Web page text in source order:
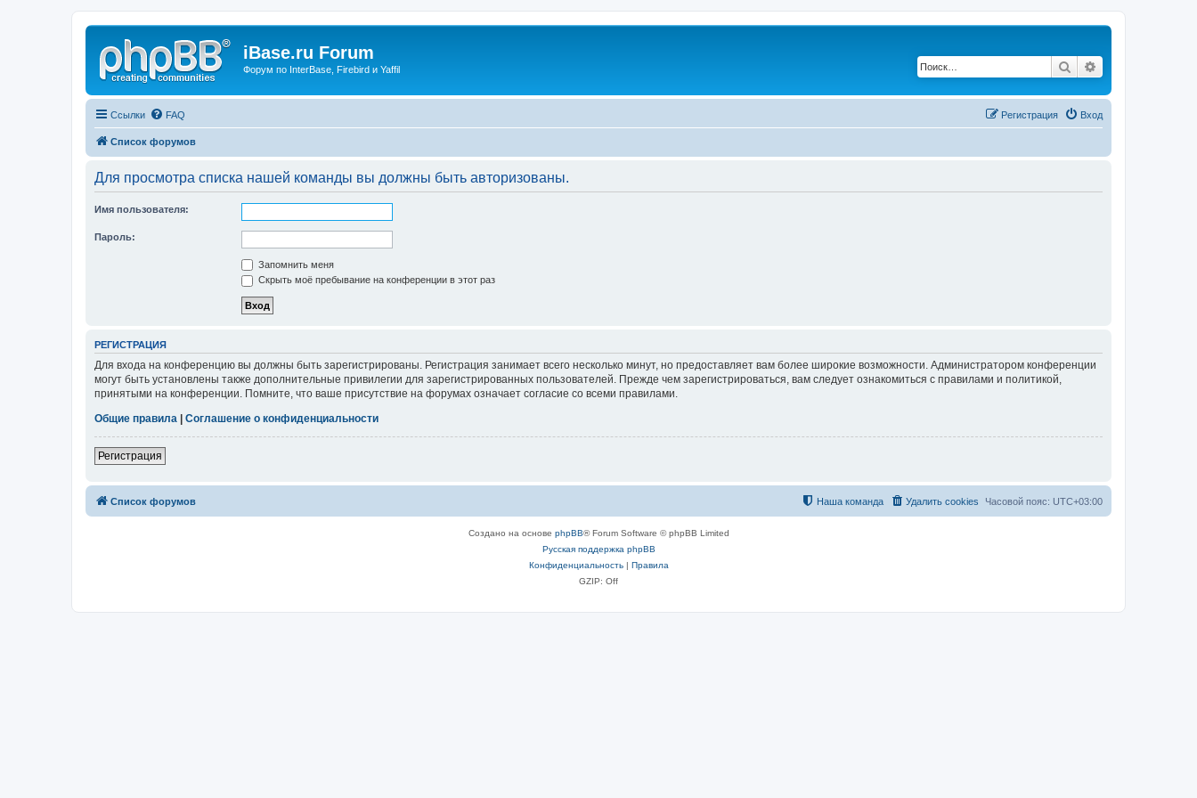
iBase.ru Forum
Форум по InterBase, Firebird и Yaffil Поиск
Ссылки FAQ Вход
Регистрация
Список форумов
Для просмотра списка нашей команды вы должны быть авторизованы.
Имя пользователя:
Пароль:
Запомнить меня
Скрыть моё пребывание на конференции в этот раз
РЕГИСТРАЦИЯ
Для входа на конференцию вы должны быть зарегистрированы. Регистрация занимает всего несколько минут, но предоставляет вам более широкие возможности. Администратором конференции
могут быть установлены также дополнительные привилегии для зарегистрированных пользователей. Прежде чем зарегистрироваться, вам следует ознакомиться с правилами и политикой,
принятыми на конференции. Помните, что ваше присутствие на форумах означает согласие со всеми правилами.
Общие правила
Соглашение о конфиденциальности
Регистрация
Список форумов Часовой пояс: UTC+03:00
Удалить cookies
Наша команда
Создано на основе phpBB® Forum Software © phpBB Limited
Русская поддержка phpBB
Конфиденциальность| Правила
GZIP: Off